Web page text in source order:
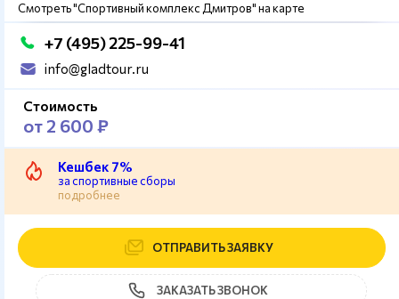
Смотреть "Спортивный комплекс Дмитров" на карте
+7 (495) 225-99-41
info@gladtour.ru
Стоимость
от 2 600 ₽
Кешбек 7%
за спортивные сборы
подробнее
ОТПРАВИТЬ ЗАЯВКУ
ЗАКАЗАТЬ ЗВОНОК